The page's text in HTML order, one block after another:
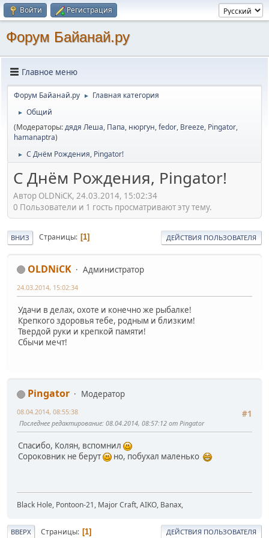
Войти Регистрация
Форум Байанай.ру
Главное меню
Форум Байанай.ру ► Главная категория
►
Общий
(Модераторы:дядя Леша, Папа, нюргун,fedor, Breeze, Pingator,
hamanaptra)
► С Днём Рождения, Pingator!
С Днём Рождения, Pingator!
Автор OLDNiCK, 24.03.2014, 15:02:34
0 Пользователи и 1 гость просматривают эту тему.
ВНИЗ Страницы 1 ДЕЙСТВИЯ ПОЛЬЗОВАТЕЛЯ
OLDNiCK Администратор
24.03.2014, 15:02:34
Удачи в делах, охоте и конечно же рыбалке!
Крепкого здоровья тебе, родным и близким!
Твердой руки и крепкой памяти!
Сбычи мечт!
Pingator
Модератор
#1
08.04.2014, 08:55:38
Последнее редактирование: 08.04.2014, 08:57:12 от Pingator
Спасибо, Колян, вспомнил
Сороковник не берут
но, побухал маленько
Black Hole, Pontoon-21, Major Craft, AIKO, Banax,
ВВЕРХ Страницы 1 ДЕЙСТВИЯ ПОЛЬЗОВАТЕЛЯ